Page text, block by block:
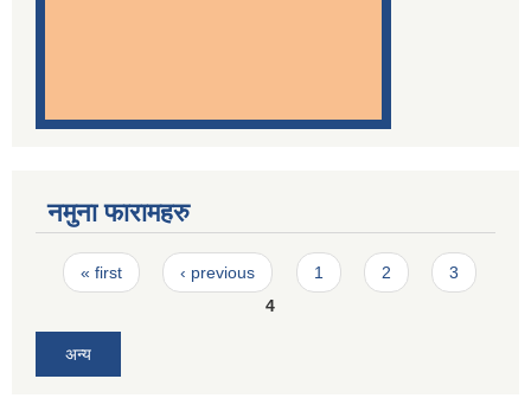
नमुना फारामहरु
Pages
« first ‹ previous 1 2
3
4
अन्य